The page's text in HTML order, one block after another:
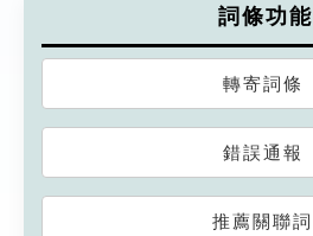
詞條功能
轉寄詞條
錯誤通報
推薦關聯詞